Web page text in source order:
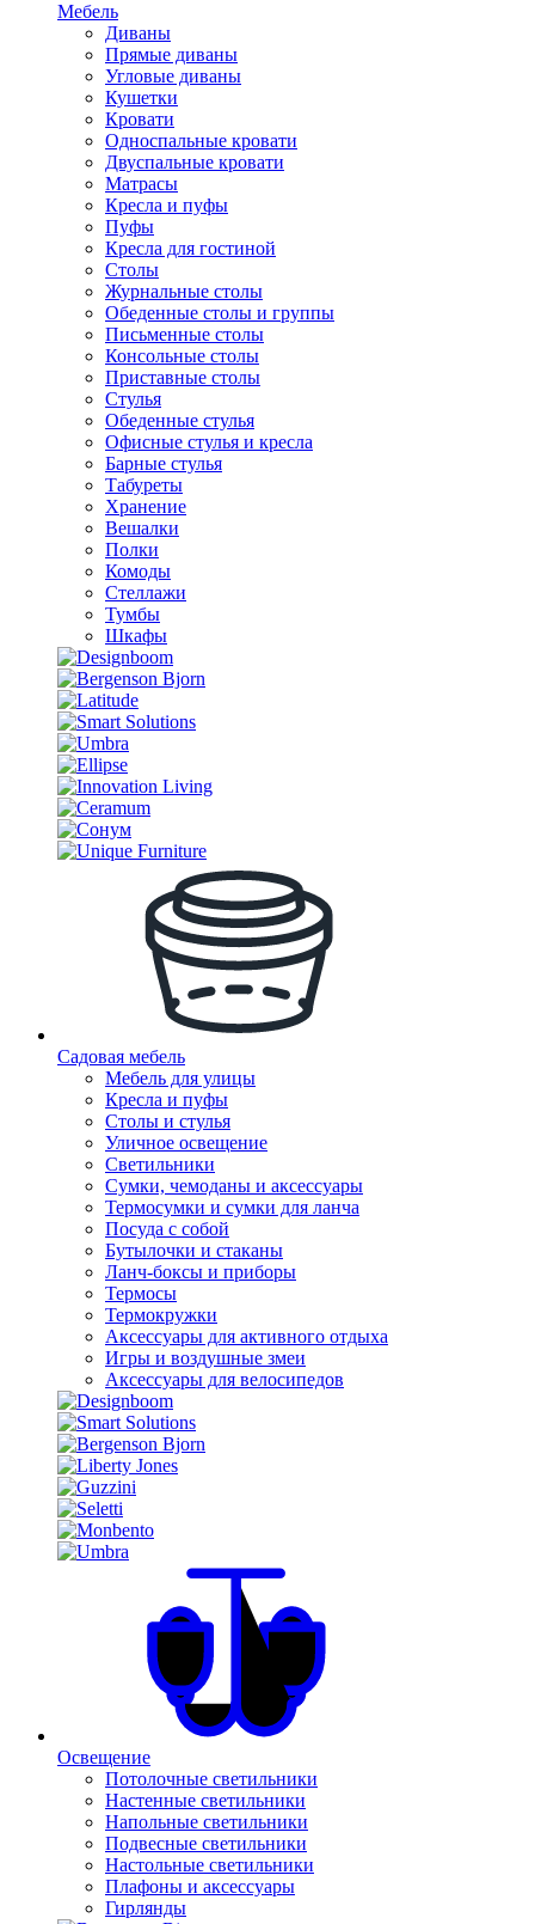
Мебель
Диваны
Прямые диваны
Угловые диваны
Кушетки
Кровати
Односпальные кровати
Двуспальные кровати
Матрасы
Кресла и пуфы
Пуфы
Кресла для гостиной
Столы
Журнальные столы
Обеденные столы и группы
Письменные столы
Консольные столы
Приставные столы
Стулья
Обеденные стулья
Офисные стулья и кресла
Барные стулья
Табуреты
Хранение
Вешалки
Полки
Комоды
Стеллажи
Тумбы
Шкафы
Садовая мебель
Мебель для улицы
Кресла и пуфы
Столы и стулья
Уличное освещение
Светильники
Сумки, чемоданы и аксессуары
Термосумки и сумки для ланча
Посуда с собой
Бутылочки и стаканы
Ланч-боксы и приборы
Термосы
Термокружки
Аксессуары для активного отдыха
Игры и воздушные змеи
Аксессуары для велосипедов
Освещение
Потолочные светильники
Настенные светильники
Напольные светильники
Подвесные светильники
Настольные светильники
Плафоны и аксессуары
Гирлянды